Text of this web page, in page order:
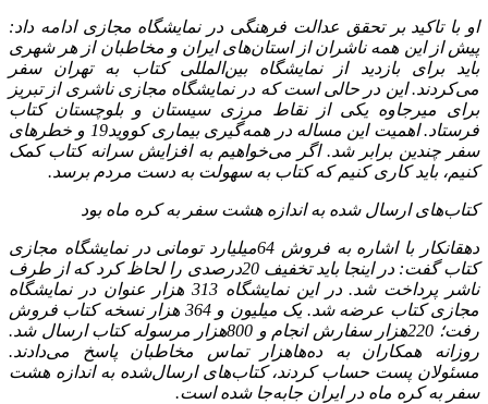
او با تاکید بر تحقق عدالت فرهنگی در نمایشگاه مجازی ادامه داد:
پیش از این همه ناشران از استان‌های ایران و مخاطبان از هر شهری
باید برای بازدید از نمایشگاه بین‌المللی کتاب به تهران سفر
می‌کردند. این در حالی است که در نمایشگاه مجازی ناشری از تبریز
برای میرجاوه یکی از نقاط مرزی سیستان و بلوچستان کتاب
فرستاد. اهمیت این مساله در همه‌گیری بیماری کووید19 و خطرهای
سفر چندین برابر شد. اگر می‌خواهیم به افزایش سرانه کتاب کمک
کنیم، باید کاری کنیم که کتاب به سهولت به دست مردم برسد.
کتاب‌های ارسال شده به اندازه هشت سفر به کره ماه بود
دهقانکار با اشاره به فروش 64‌میلیارد تومانی در نمایشگاه مجازی
کتاب گفت: در اینجا باید تخفیف 20‌درصدی را لحاظ کرد که از طرف
ناشر پرداخت شد. در این نمایشگاه 313 هزار عنوان در نمایشگاه
مجازی کتاب عرضه شد. یک میلیون و 364 هزار نسخه کتاب فروش
رفت؛ 220‌هزار سفارش انجام و 800‌هزار مرسوله کتاب ارسال شد.
روزانه همکاران به ده‌هاهزار تماس مخاطبان پاسخ می‌دادند.
مسئولان پست حساب کردند، کتاب‌های ارسال‌شده به اندازه هشت
سفر به کره ماه در ایران جابه‌جا شده‌ است.